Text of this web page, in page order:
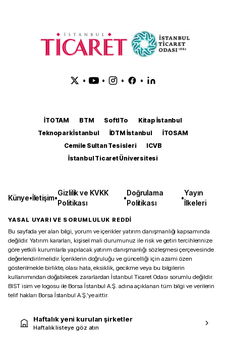
• • • •
İTOTAM BTM SoftITo
Kitap İstanbul
Teknopark İstanbul
İDTM İstanbul
İTOSAM
Cemile Sultan Tesisleri
ICVB
İstanbul Ticaret Üniversitesi
Künye•İletişim•
Gizlilik ve KVKK
Politikası
•
Doğrulama
Politikası
•
Yayın
İlkeleri
YASAL UYARI VE SORUMLULUK REDDİ
Bu sayfada yer alan bilgi, yorum ve içerikler yatırım danışmanlığı kapsamında
değildir. Yatırım kararları, kişisel mali durumunuz ile risk ve getiri tercihlerinize
göre yetkili kurumlarla yapılacak yatırım danışmanlığı sözleşmesi çerçevesinde
değerlendirilmelidir. İçeriklerin doğruluğu ve güncelliği için azami özen
gösterilmekle birlikte, olası hata, eksiklik, gecikme veya bu bilgilerin
kullanımından doğabilecek zararlardan İstanbul Ticaret Odası sorumlu değildir.
BIST isim ve logosu ile Borsa İstanbul A.Ş. adına açıklanan tüm bilgi ve verilerin
telif hakları Borsa İstanbul A.Ş.’ye aittir.
Haftalık yeni kurulan şirketler
Haftalık listeye göz atın